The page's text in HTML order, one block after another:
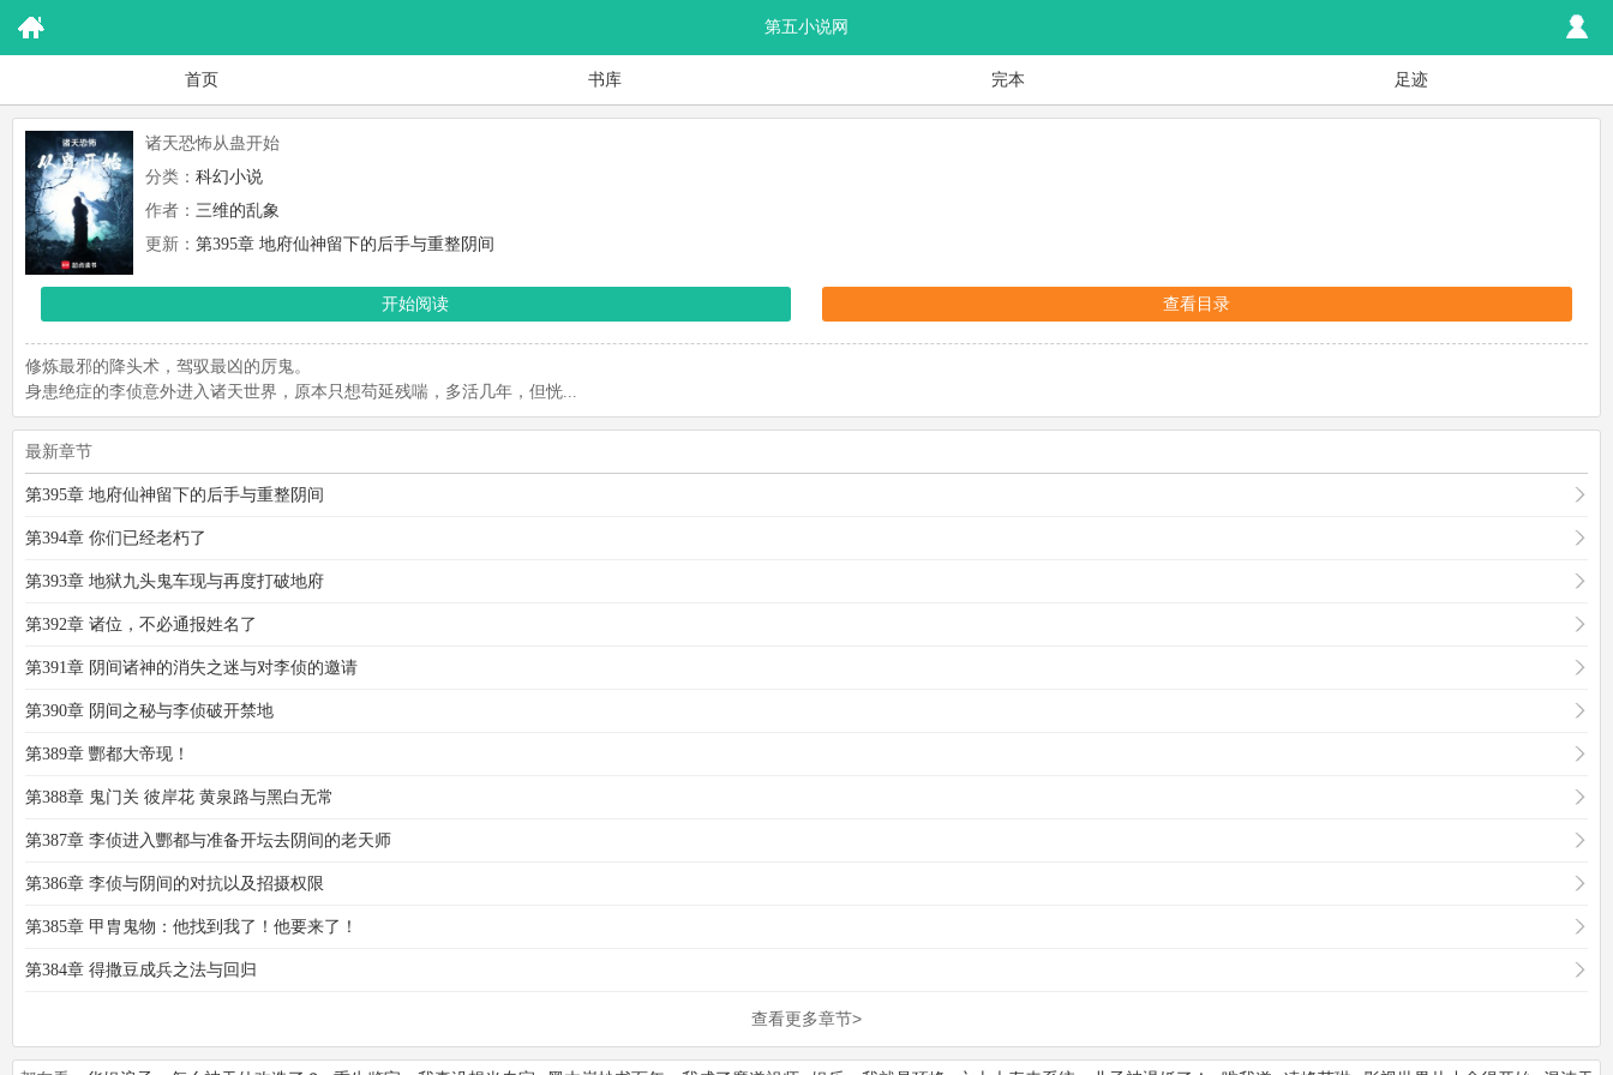
第五小说网
首页 书库 完本 足迹
诸天恐怖从蛊开始
分类：科幻小说
作者：三维的乱象
更新：第395章 地府仙神留下的后手与重整阴间
开始阅读 查看目录
修炼最邪的降头术，驾驭最凶的厉鬼。
身患绝症的李侦意外进入诸天世界，原本只想苟延残喘，多活几年，但恍...
最新章节
第395章 地府仙神留下的后手与重整阴间
第394章 你们已经老朽了
第393章 地狱九头鬼车现与再度打破地府
第392章 诸位，不必通报姓名了
第391章 阴间诸神的消失之迷与对李侦的邀请
第390章 阴间之秘与李侦破开禁地
第389章 酆都大帝现！
第388章 鬼门关 彼岸花 黄泉路与黑白无常
第387章 李侦进入酆都与准备开坛去阴间的老天师
第386章 李侦与阴间的对抗以及招摄权限
第385章 甲胄鬼物：他找到我了！他要来了！
第384章 得撒豆成兵之法与回归
查看更多章节>